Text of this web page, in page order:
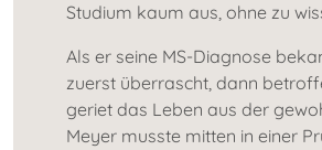
Studium kaum aus, ohne zu
Als er seine MS-Diagnose
zuerst überrascht, dann
geriet das Leben aus der
Meyer musste mitten in einer